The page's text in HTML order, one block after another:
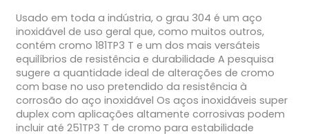
Usado em toda a indústria, o grau 304 é um aço
inoxidável de uso geral que, como muitos outros,
contém cromo 181TP3 T e um dos mais versáteis
equilíbrios de resistência e durabilidade A pesquisa
sugere a quantidade ideal de alterações de cromo
com base no uso pretendido da resistência à
corrosão do aço inoxidável Os aços inoxidáveis super
duplex com aplicações altamente corrosivas podem
incluir até 251TP3 T de cromo para estabilidade